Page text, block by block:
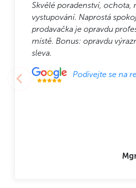
Skvělé poradenství, ochota,
vystupování. Naprostá
prodavačka je opravdu
místě. Bonus: opravdu
sleva.
Podívejte se na